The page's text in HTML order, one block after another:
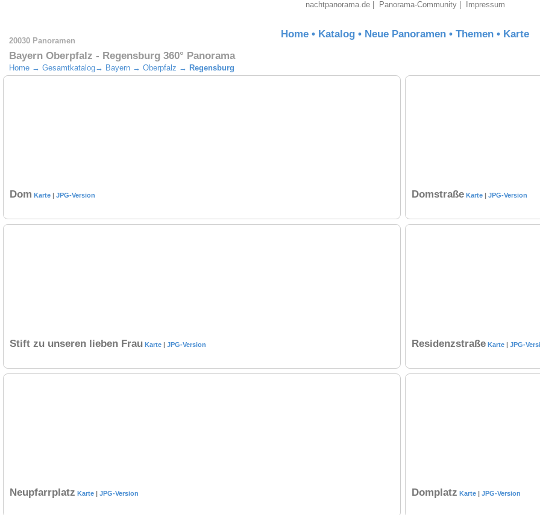
nachtpanorama.de| Panorama-Community| Impressum
20030 Panoramen
Home • Katalog • Neue Panoramen • Themen • Karte
Bayern Oberpfalz - Regensburg 360° Panorama
Home → Gesamtkatalog→ Bayern → Oberpfalz → Regensburg
Dom Karte JPG-Version Domstraße Karte JPG-Version
Stift zu unseren lieben Frau Karte | JPG-Version Residenzstraße Karte | JPG-
Neupfarrplatz Karte | JPG-Version Domplatz Karte | JPG-Version